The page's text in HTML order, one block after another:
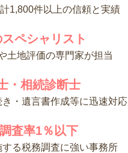
1,800件以上の信頼と実績
ペシャリスト
土地評価の専門家が担当
・相続診断士
・遺言書作成等に迅速対応
査率1％以下
る税務調査に強い事務所